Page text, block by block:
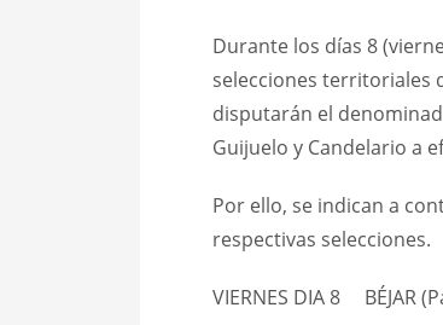
Durante los días 8
selecciones territoriales
disputarán el
Guijuelo y Candelario a
Por ello, se indican a
respectivas selecciones.
VIERNES DIA 8 BÉJAR